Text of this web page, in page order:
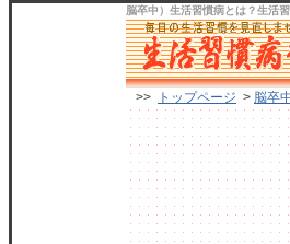
脳卒中）生活習慣病とは？生活
>> トップページ > 脳卒